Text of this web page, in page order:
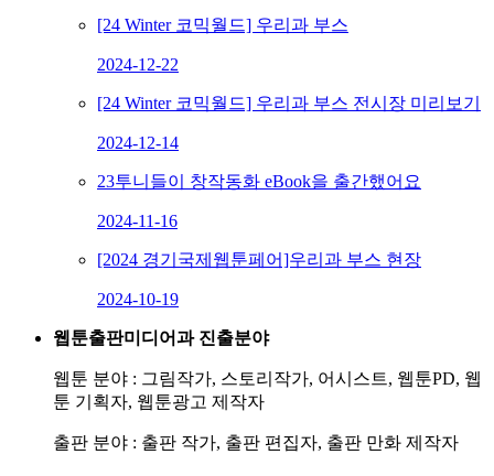
[24 Winter 코믹월드] 우리과 부스
2024-12-22
[24 Winter 코믹월드] 우리과 부스 전시장 미리보기
2024-12-14
23투니들이 창작동화 eBook을 출간했어요
2024-11-16
[2024 경기국제웹툰페어]우리과 부스 현장
2024-10-19
웹툰출판미디어과 진출분야
웹툰 분야 : 그림작가, 스토리작가, 어시스트, 웹툰PD, 웹
툰 기획자, 웹툰광고 제작자
출판 분야 : 출판 작가, 출판 편집자, 출판 만화 제작자